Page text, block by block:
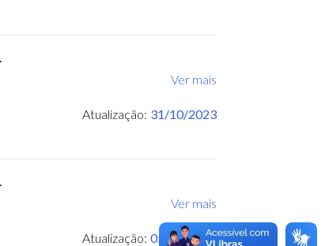
Ver mais
Atualização: 31/10/2023
Ver mais
Atualização: 05/07/2023